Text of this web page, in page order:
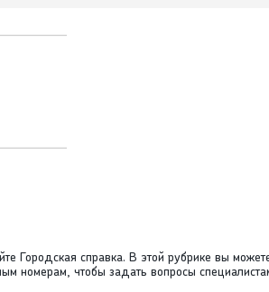
Городская справка. В этой рубрике вы
номерам, чтобы задать вопросы